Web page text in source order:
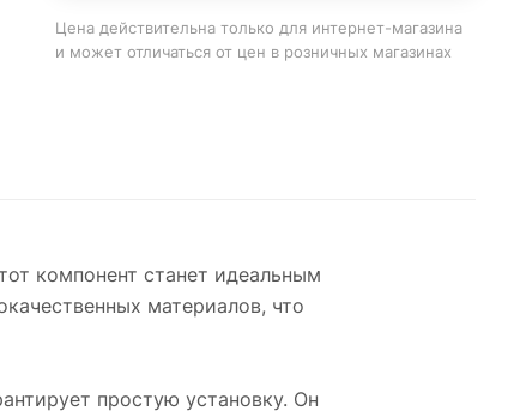
Цена действительна только для интернет-магазина
и может отличаться от цен в розничных магазинах
компонент станет идеальным
материалов, что
простую установку. Он